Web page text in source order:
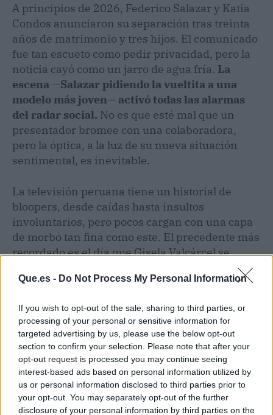
Que.es - Do Not Process My Personal Information
If you wish to opt-out of the sale, sharing to third parties, or
processing of your personal or sensitive information for
targeted advertising by us, please use the below opt-out
section to confirm your selection. Please note that after your
opt-out request is processed you may continue seeing
interest-based ads based on personal information utilized by
us or personal information disclosed to third parties prior to
your opt-out. You may separately opt-out of the further
disclosure of your personal information by third parties on the
A principios de 2026, Federico Salazar y Katia
Condos anunciaron su separación tras treinta
años de matrimonio y tres hijos. El comunicado
fue tan escueto como pedir privacidad, pero la
noticia cayó como un jarro de agua fría. La
escena —Salazar pidiendo la vueltita a una
modelo más joven— activó todas las alarmas
del radar social. No es que esté mal que un
presentador bromee con una colaboradora,
pero la óptica, a la luz de su nueva situación
sentimental, es inevitable.
La televisión peruana tiene un historial de
bloopers, desde caídas hasta insultos
involuntarios, pero pocos cargan con una capa
de morbo tan fina como este. El precedente más
recordado es el día que Gisela Valcárcel se
encaró con un concursante, pero aquí no hay
bronca, hay una incomodidad silenciosa que lo
gesto, ha funcionado como el termómetro de
millones de televidentes.
El blooper, además, se incrusta en esa nueva
normalidad de la televisión en la que cualquier
roce se examina bajo la lupa de la vida privada.
Salazar, que lleva décadas siendo el ancla de las